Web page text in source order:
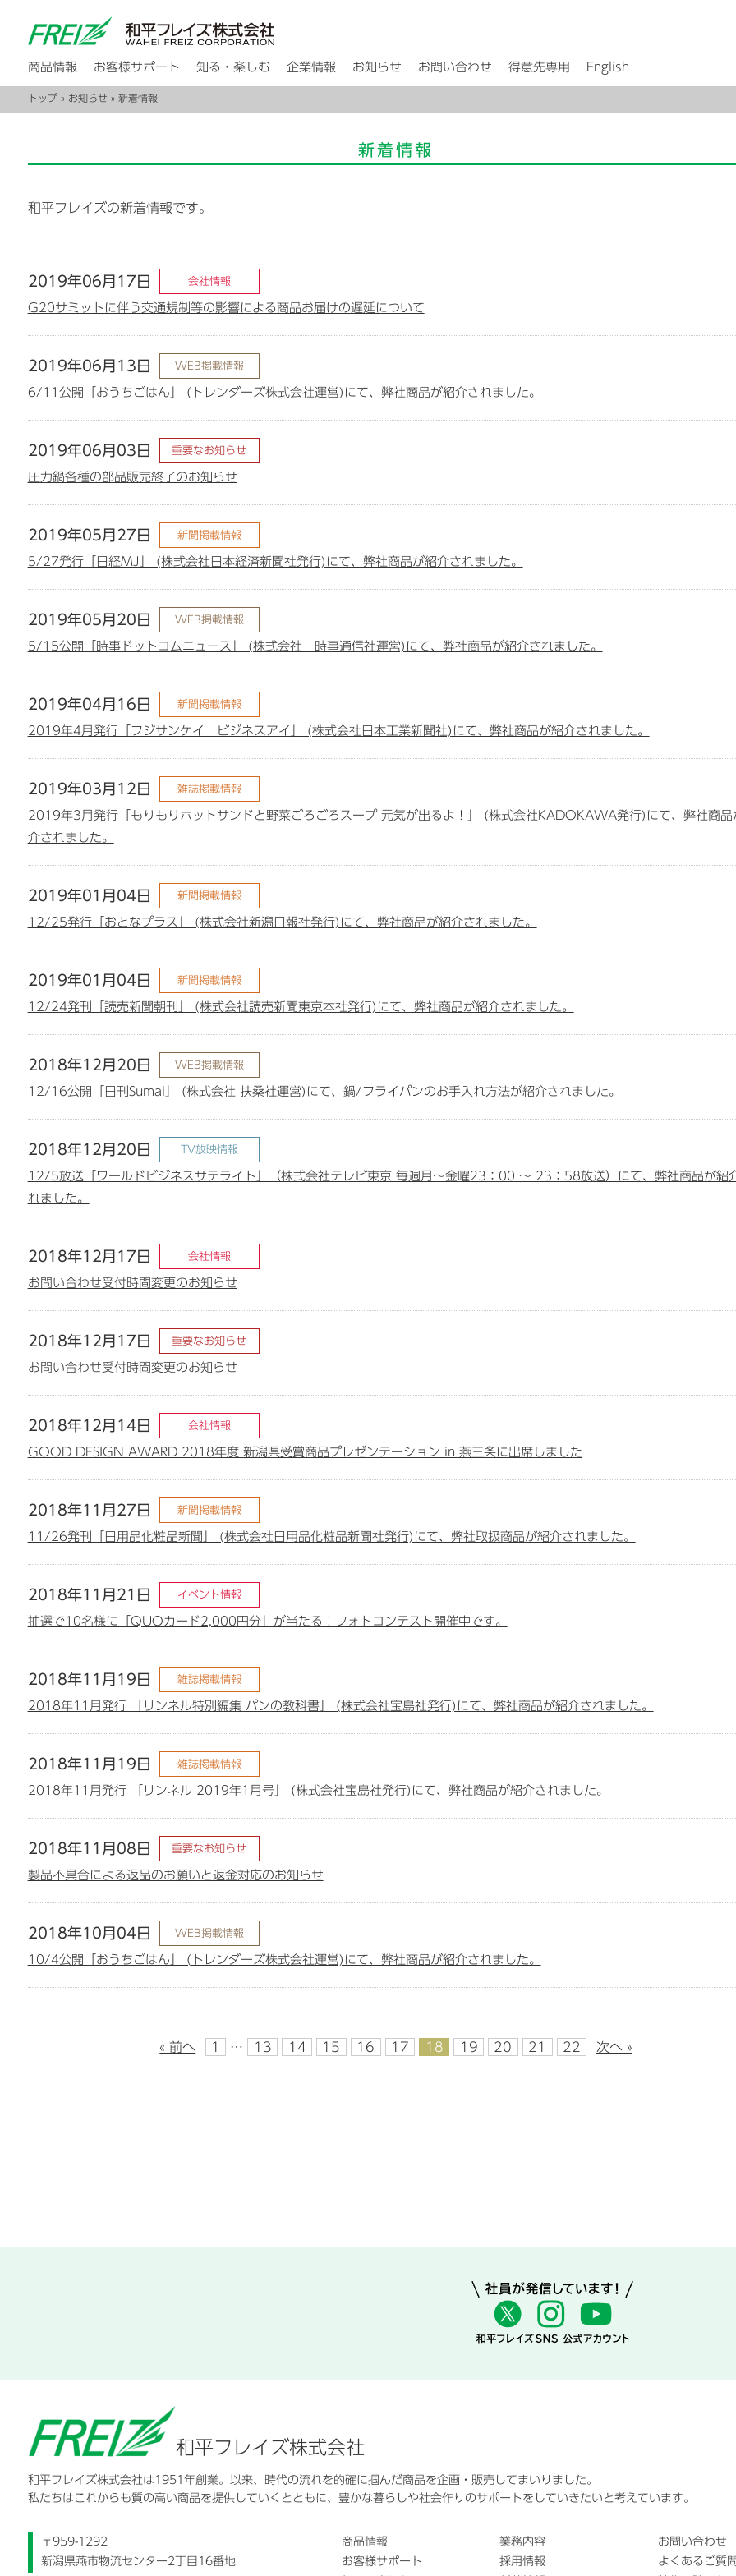
商品情報 お客様サポート 知る・楽しむ 企業情報 お知らせ お問い合わせ 得意先専用 English
トップ» お知らせ » 新着情報
新着情報
和平フレイズの新着情報です。
2019年06月17日 会社情報
G20サミットに伴う交通規制等の影響による商品お届けの遅延について
2019年06月13日 WEB掲載情報
6/11公開「おうちごはん」 (トレンダーズ株式会社運営)にて、弊社商品が紹介されました。
2019年06月03日 重要なお知らせ
圧力鍋各種の部品販売終了のお知らせ
2019年05月27日 新聞掲載情報
5/27発行「日経MJ」 (株式会社日本経済新聞社発行)にて、弊社商品が紹介されました。
2019年05月20日 WEB掲載情報
5/15公開「時事ドットコムニュース」 (株式会社 時事通信社運営)にて、弊社商品が紹介されました。
2019年04月16日 新聞掲載情報
2019年4月発行「フジサンケイ ビジネスアイ」 (株式会社日本工業新聞社)にて、弊社商品が紹介されました。
2019年03月12日 雑誌掲載情報
2019年3月発行「もりもりホットサンドと野菜ごろごろスープ 元気が出るよ！」 (株式会社KADOKAWA発行)にて、弊社商品
介されました。
2019年01月04日 新聞掲載情報
12/25発行「おとなプラス」 (株式会社新潟日報社発行)にて、弊社商品が紹介されました。
2019年01月04日 新聞掲載情報
12/24発刊「読売新聞朝刊」 (株式会社読売新聞東京本社発行)にて、弊社商品が紹介されました。
2018年12月20日 WEB掲載情報
12/16公開「日刊Sumai」 (株式会社 扶桑社運営)にて、鍋/フライパンのお手入れ方法が紹介されました。
2018年12月20日 TV放映情報
12/5放送「ワールドビジネスサテライト」（株式会社テレビ東京 毎週月～金曜23：00 ～ 23：58放送）にて、弊社商品が紹
れました。
2018年12月17日 会社情報
お問い合わせ受付時間変更のお知らせ
2018年12月17日 重要なお知らせ
お問い合わせ受付時間変更のお知らせ
2018年12月14日 会社情報
GOOD DESIGN AWARD 2018年度 新潟県受賞商品プレゼンテーション in 燕三条に出席しました
2018年11月27日 新聞掲載情報
11/26発刊「日用品化粧品新聞」 (株式会社日用品化粧品新聞社発行)にて、弊社取扱商品が紹介されました。
2018年11月21日 イベント情報
抽選で10名様に「QUOカード2,000円分」が当たる！フォトコンテスト開催中です。
2018年11月19日 雑誌掲載情報
2018年11月発行 「リンネル特別編集 パンの教科書」 (株式会社宝島社発行)にて、弊社商品が紹介されました。
2018年11月19日 雑誌掲載情報
2018年11月発行 「リンネル 2019年1月号」 (株式会社宝島社発行)にて、弊社商品が紹介されました。
2018年11月08日 重要なお知らせ
製品不具合による返品のお願いと返金対応のお知らせ
2018年10月04日 WEB掲載情報
10/4公開「おうちごはん」 (トレンダーズ株式会社運営)にて、弊社商品が紹介されました。
« 前へ 1 … 13 14 15 16 17 18 19 20 21 22 次へ »
和平フレイズ株式会社
和平フレイズ株式会社は1951年創業。以来、時代の流れを的確に掴んだ商品を企画・販売してまいりました。
私たちはこれからも質の高い商品を提供していくとともに、豊かな暮らしや社会作りのサポートをしていきたいと考えています。
〒959-1292
新潟県燕市物流センター2丁目16番地
商品情報
お客様サポート
業務内容
採用情報
お問い合わせ
よくあるご質